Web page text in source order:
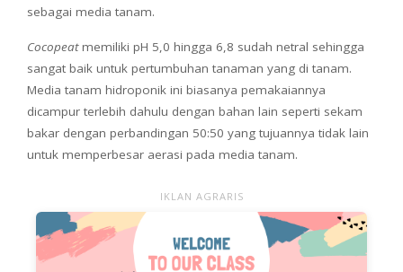
sebagai media tanam.
Cocopeatmemiliki pH 5,0 hingga 6,8 sudah netral sehingga
sangat baik untuk pertumbuhan tanaman yang di tanam.
Media tanam hidroponik ini biasanya pemakaiannya
dicampur terlebih dahulu dengan bahan lain seperti sekam
bakar dengan perbandingan 50:50 yang tujuannya tidak lain
untuk memperbesar aerasi pada media tanam.
IKLAN AGRARIS